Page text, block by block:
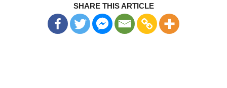
SHARE THIS ARTICLE